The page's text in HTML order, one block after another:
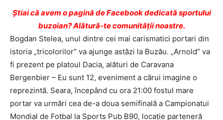
Ştiai că avem o pagină de Facebook dedicată sportului
buzoian? Alătură-te comunității noastre.
Bogdan Stelea, unul dintre cei mai carismatici portari din
istoria „tricolorilor” va ajunge astăzi la Buzău. „Arnold” va
fi prezent pe platoul Dacia, alături de Caravana
Bergenbier – Eu sunt 12, eveniment a cărui imagine o
reprezintă. Seara, începând cu ora 21:00 fostul mare
portar va urmări cea de-a doua semifinală a Campionatui
Mondial de Fotbal la Sports Pub B90, locaţie parteneră